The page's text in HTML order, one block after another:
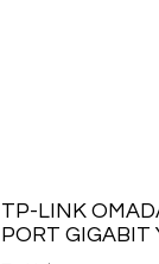
TP-LINK
PORT GIGABIT
METAL KASA